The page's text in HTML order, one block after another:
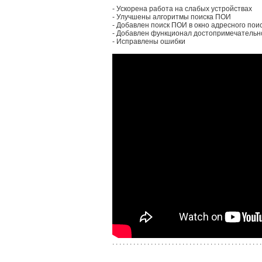
- Ускорена работа на слабых устройствах
- Улучшены алгоритмы поиска ПОИ
- Добавлен поиск ПОИ в окно адресного
- Добавлен функционал
- Исправлены ошибки
. . . . . . . . . . . . . . . . . . . . . . . . . . . . . . . . . . . . . . . . . .